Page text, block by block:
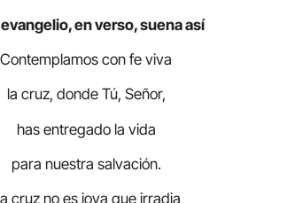
en verso, suena así
Contemplamos con fe viva
la cruz, donde Tú, Señor,
has entregado la vida
para nuestra salvación.
cruz no es joya que irradia